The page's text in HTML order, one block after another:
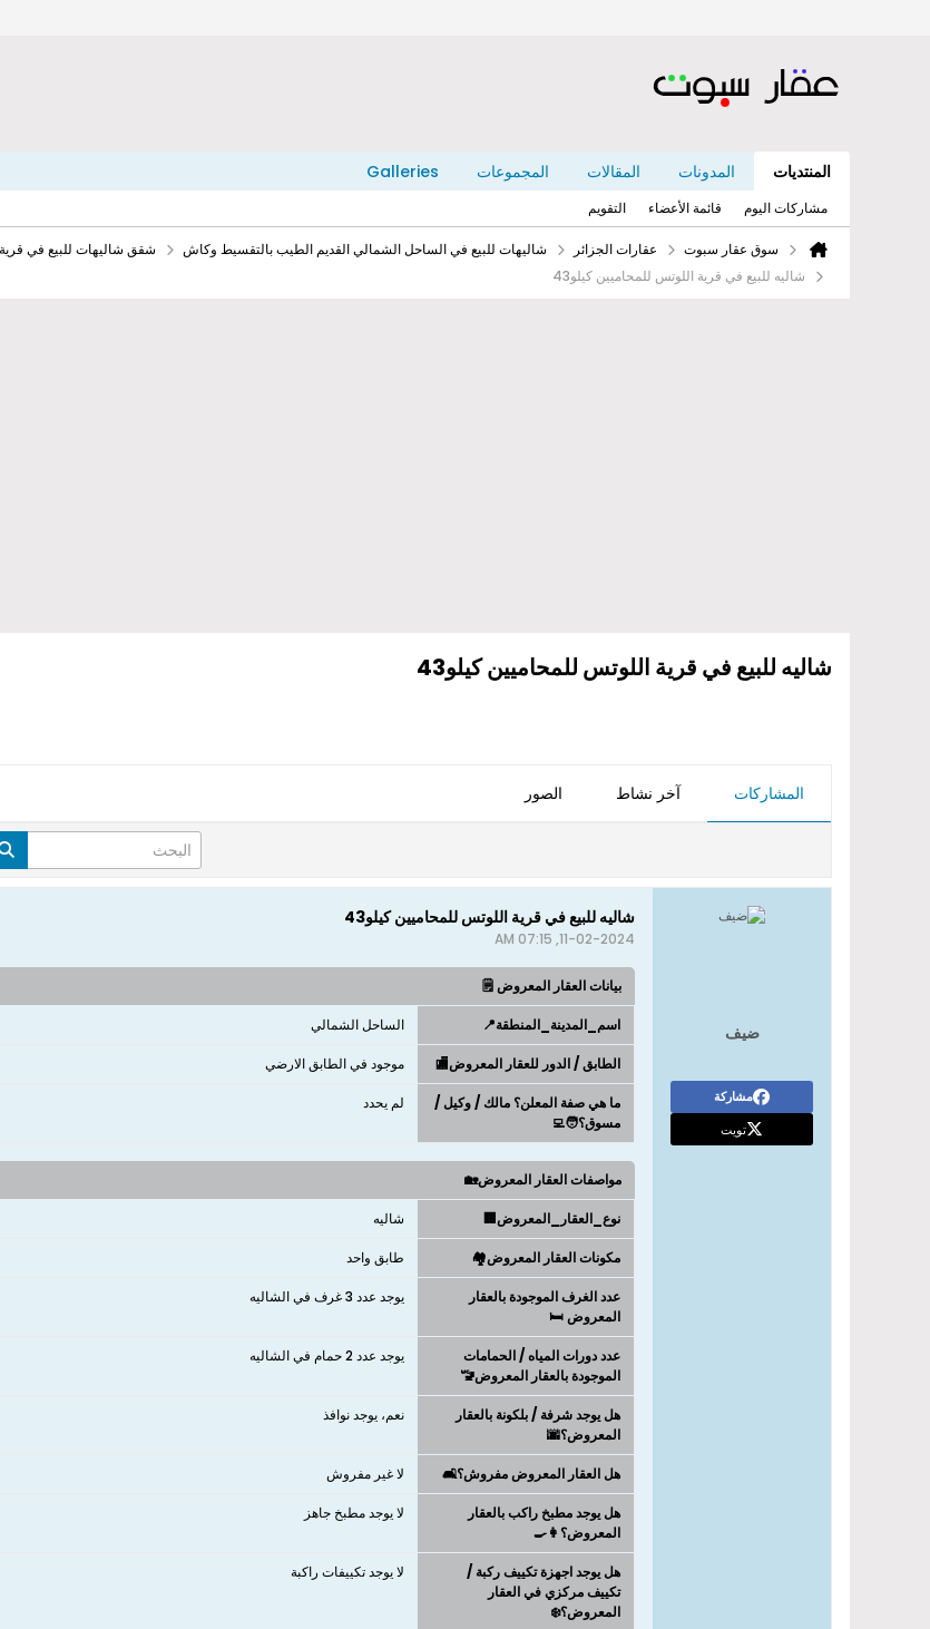
المنتديات المدونات المقالات المجموعات Galleries
مشاركات اليوم قائمة الأعضاء التقويم
سوق عقار سبوت عقارات الجزائر شاليهات للبيع في الساحل الشمالي القديم الطيب بالتقسيط وكاش
شقق شاليهات للبيع في
شاليه للبيع في قرية اللوتس للمحاميين كيلو43
شاليه للبيع في قرية اللوتس للمحاميين كيلو43
المشاركات آخر نشاط الصور
ضيف
مشاركة
تويت
شاليه للبيع في قرية اللوتس للمحاميين كيلو43
11-02-2024, 07:15 AM
بيانات العقار المعروض 🗒️
اسم_المدينة_المنطقة📍 الساحل الشمالي
الطابق / الدور للعقار المعروض🏬 موجود في الطابق الارضي
ما هي صفة المعلن؟ مالك / وكيل /
مسوق؟🧑‍💻
لم يحدد
مواصفات العقار المعروض🏡
نوع_العقار_المعروض🏢 شاليه
مكونات العقار المعروض🏘️ طابق واحد
عدد الغرف الموجودة بالعقار
المعروض 🛏️
يوجد عدد 3 غرف في الشاليه
عدد دورات المياه / الحمامات
الموجودة بالعقار المعروض🚾
يوجد عدد 2 حمام في الشاليه
هل يوجد شرفة / بلكونة بالعقار
المعروض؟🌆
نعم، يوجد نوافذ
هل العقار المعروض مفروش؟🛋️ لا غير مفروش
هل يوجد مطبخ راكب بالعقار
المعروض؟👩‍🍳
لا يوجد مطبخ جاهز
هل يوجد اجهزة تكييف ركبة /
تكييف مركزي في العقار
المعروض؟❄️
لا يوجد تكييفات راكبة